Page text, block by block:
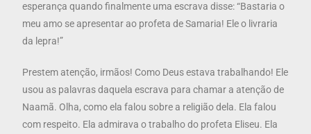
esperança quando finalmente uma escrava disse: “Bastaria o
meu amo se apresentar ao profeta de Samaria! Ele o livraria
da lepra!”
Prestem atenção, irmãos! Como Deus estava trabalhando! Ele
usou as palavras daquela escrava para chamar a atenção de
Naamã. Olha, como ela falou sobre a religião dela. Ela falou
com respeito. Ela admirava o trabalho do profeta Eliseu. Ela